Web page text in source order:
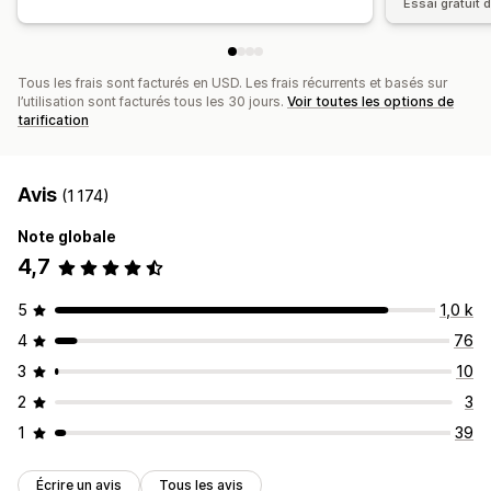
Essai gratuit
Tous les frais sont facturés en USD. Les frais récurrents et basés sur
l’utilisation sont facturés tous les 30 jours. Voir toutes les options de
tarification
Avis (1 174)
Note globale
4,7
5
1,0 k
4
76
3
10
2
3
1
39
Écrire un avis Tous les avis